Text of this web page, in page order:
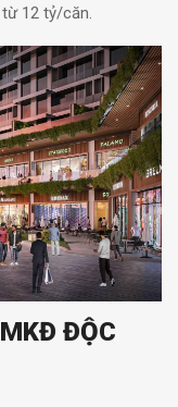
12 tỷ/căn.
ĐỘC